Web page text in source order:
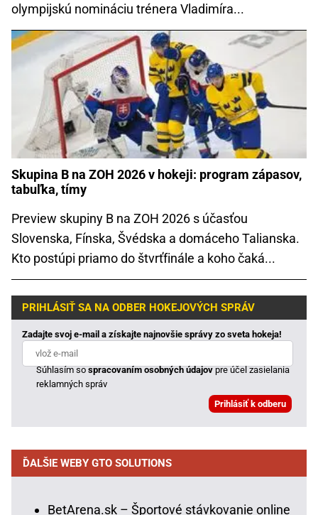
olympijskú nomináciu trénera Vladimíra...
Skupina B na ZOH 2026 v hokeji: program zápasov,
tabuľka, tímy
Preview skupiny B na ZOH 2026 s účasťou
Slovenska, Fínska, Švédska a domáceho Talianska.
Kto postúpi priamo do štvrťfinále a koho čaká...
PRIHLÁSIŤ SA NA ODBER HOKEJOVÝCH SPRÁV
Zadajte svoj e-mail a získajte najnovšie správy zo sveta hokeja!
Súhlasím sospracovaním osobných údajovpre účel zasielania
reklamných správ
ĎALŠIE WEBY GTO SOLUTIONS
BetArena.sk – Športové stávkovanie online